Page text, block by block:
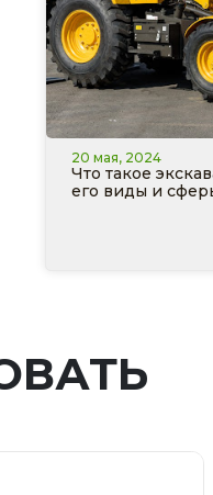
20 мая, 2024
Что такое
его виды и